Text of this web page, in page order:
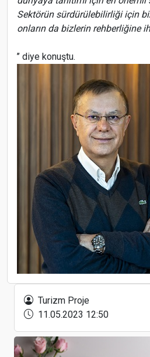
Sektörün sürdürülebilirliği için
onların da bizlerin rehberliğine
’’ diye konuştu.
Turizm Proje
11.05.2023 12:50
vatandaşlarının yılbaşı